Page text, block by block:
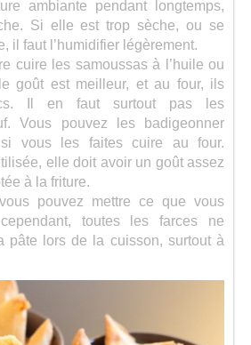
ambiante pendant longtemps,
Si elle est trop sèche, ou se
il faut l’humidifier légèrement.
cuire les samoussas à l’huile ou
goût est meilleur, et au four, ils
Il en faut surtout pas les
Vous pouvez les badigeonner
si vous les faites cuire au four.
elle doit avoir un goût assez
à la friture.
pouvez mettre ce que vous
toutes les farces ne
pâte lors de la cuisson, surtout à